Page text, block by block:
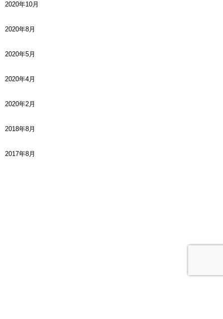
2020年10月
2020年8月
2020年5月
2020年4月
2020年2月
2018年8月
2017年8月